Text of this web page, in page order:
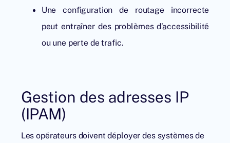
Une configuration de routage incorrecte
peut entraîner des problèmes d’accessibilité
ou une perte de trafic.
Gestion des adresses IP
(IPAM)
Les opérateurs doivent déployer des systèmes de